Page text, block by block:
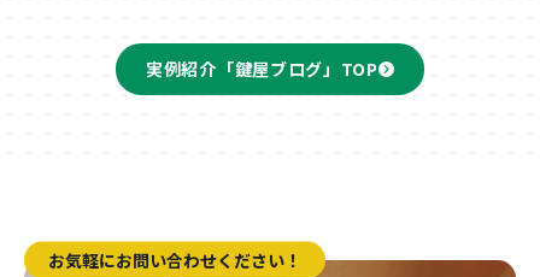
実例紹介「鍵屋ブログ」TOP
お気軽にお問い合わせください！